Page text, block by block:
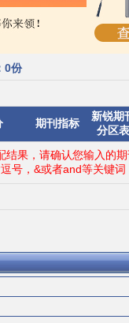
0份
期刊指标
新锐期
分区
结果，请确认您输入的
逗号，&或者and等关键